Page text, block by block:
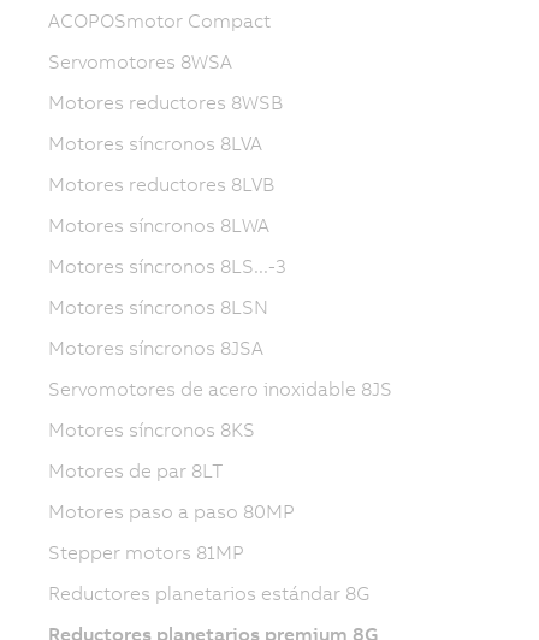
ACOPOSmotor Compact
Servomotores 8WSA
Motores reductores 8WSB
Motores síncronos 8LVA
Motores reductores 8LVB
Motores síncronos 8LWA
Motores síncronos 8LS...-3
Motores síncronos 8LSN
Motores síncronos 8JSA
Servomotores de acero inoxidable 8JS
Motores síncronos 8KS
Motores de par 8LT
Motores paso a paso 80MP
Stepper motors 81MP
Reductores planetarios estándar 8G
Reductores planetarios premium 8G